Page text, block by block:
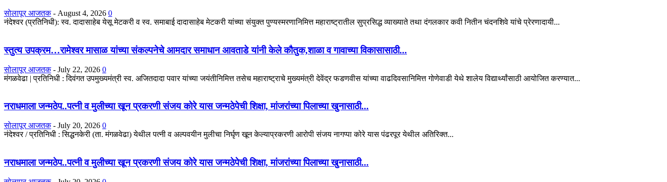
सोलापूर आजतक - August 4, 2026 0
नंदेश्वर (प्रतिनिधी): स्व. दादासाहेब येसू मेटकरी व स्व. समाबाई दादासाहेब मेटकरी यांच्या संयुक्त पुण्यस्मरणानिमित्त महाराष्ट्रातील सुप्रसिद्ध व्याख्याते तथा दंगलकार कवी नितीन चंदनशिवे यांचे प्रेरणादायी...
स्तुत्य उपक्रम…रामेश्वर मासाळ यांच्या संकल्पनेचे आमदार समाधान आवताडे यांनी केले कौतुक,शाळा व गावाच्या विकासासाठी...
सोलापूर आजतक - July 22, 2026 0
मंगळवेढा | प्रतिनिधी : दिवंगत उपमुख्यमंत्री स्व. अजितदादा पवार यांच्या जयंतीनिमित्त तसेच महाराष्ट्राचे मुख्यमंत्री देवेंद्र फडणवीस यांच्या वाढदिवसानिमित्त गोणेवाडी येथे शालेय विद्यार्थ्यांसाठी आयोजित करण्यात...
नराधमाला जन्मठेप..पत्नी व मुलीच्या खून प्रकरणी संजय कोरे यास जन्मठेपेची शिक्षा, मांजरांच्या पिलाच्या खुनासाठी...
सोलापूर आजतक - July 20, 2026 0
नंदेश्वर / प्रतिनिधी : सिद्धनकेरी (ता. मंगळवेढा) येथील पत्नी व अल्पवयीन मुलीचा निर्घृण खून केल्याप्रकरणी आरोपी संजय नागप्पा कोरे यास पंढरपूर येथील अतिरिक्त...
नराधमाला जन्मठेप..पत्नी व मुलीच्या खून प्रकरणी संजय कोरे यास जन्मठेपेची शिक्षा, मांजरांच्या पिलाच्या खुनासाठी...